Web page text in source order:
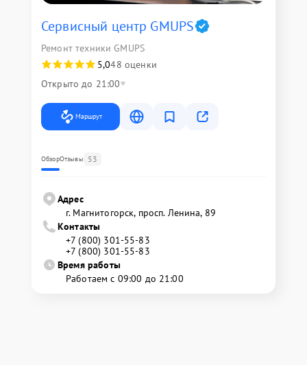
Сервисный центр GMUPS
Ремонт техники GMUPS
5,048 оценки
Открыто до 21:00
Маршрут
ОбзорОтзывы 53
Адрес
г. Магнитогорск, просп. Ленина, 89
Контакты
+7 (800) 301-55-83
+7 (800) 301-55-83
Время работы
Работаем с 09:00 до 21:00